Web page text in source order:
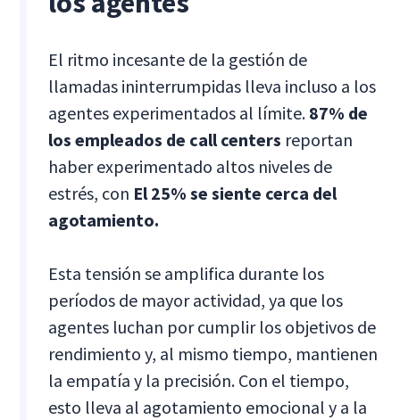
El ritmo incesante de la gestión de
llamadas ininterrumpidas lleva incluso a los
agentes experimentados al límite. 87% de
los empleados de call centers reportan
haber experimentado altos niveles de
estrés, con El 25% se siente cerca del
agotamiento.
Esta tensión se amplifica durante los
períodos de mayor actividad, ya que los
agentes luchan por cumplir los objetivos de
rendimiento y, al mismo tiempo, mantienen
la empatía y la precisión. Con el tiempo,
esto lleva al agotamiento emocional y a la